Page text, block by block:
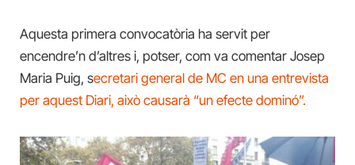
Aquesta primera convocatòria ha servit per
encendre’n d’altres i, potser, com va comentar Josep
Maria Puig, secretari general de MC en una entrevista
per aquest Diari, això causarà “un efecte dominó”.